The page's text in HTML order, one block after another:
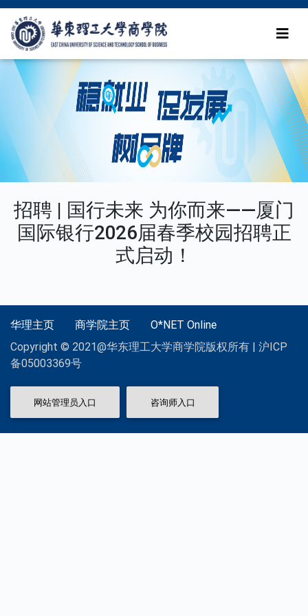
招聘 | 国行未来 为你而来——厦门
国际银行2026届春季校园招聘正
式启动！
华理主页 商学院主页
O*NET Online
Copyright © 2021@华东理工大学商学院版权所有 | 沪ICP
备05003369号
网站管理员入口 咨询师入口